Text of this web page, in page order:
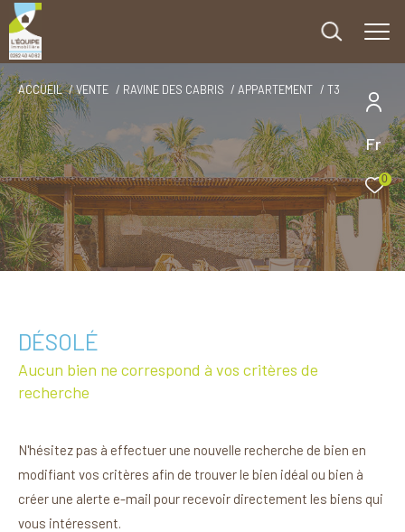
Fr
0
ACCUEIL VENTE RAVINE DES CABRIS APPARTEMENT T3
DÉSOLÉ
Aucun bien ne correspond à vos critères de
recherche
N'hésitez pas à effectuer une nouvelle recherche de bien en
modifiant vos critères afin de trouver le bien idéal ou bien à
créer une alerte e-mail pour recevoir directement les biens qui
vous intéressent.